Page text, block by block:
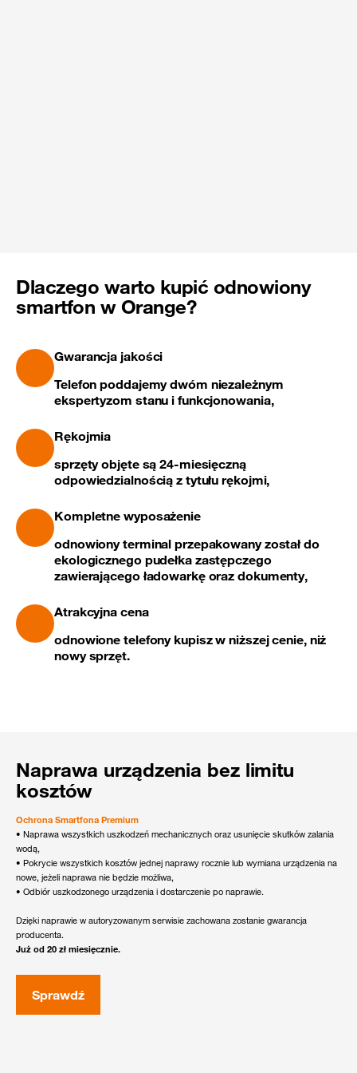
Dlaczego warto kupić odnowiony
smartfon w Orange?
Gwarancja jakości
Telefon poddajemy dwóm niezależnym
ekspertyzom stanu i funkcjonowania,
Rękojmia
sprzęty objęte są 24-miesięczną
odpowiedzialnością z tytułu rękojmi,
Kompletne wyposażenie
odnowiony terminal przepakowany został do
ekologicznego pudełka zastępczego
zawierającego ładowarkę oraz dokumenty,
Atrakcyjna cena
odnowione telefony kupisz w niższej cenie, niż
nowy sprzęt.
Naprawa urządzenia bez limitu
kosztów
Ochrona Smartfona Premium
• Naprawa wszystkich uszkodzeń mechanicznych oraz usunięcie skutków zalania
wodą,
• Pokrycie wszystkich kosztów jednej naprawy rocznie lub wymiana urządzenia na
nowe, jeżeli naprawa nie będzie możliwa,
• Odbiór uszkodzonego urządzenia i dostarczenie po naprawie.
Dzięki naprawie w autoryzowanym serwisie zachowana zostanie gwarancja
producenta.
Już od 20 zł miesięcznie.
Sprawdź